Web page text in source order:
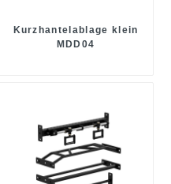
Kurzhantelablage klein
MDD04